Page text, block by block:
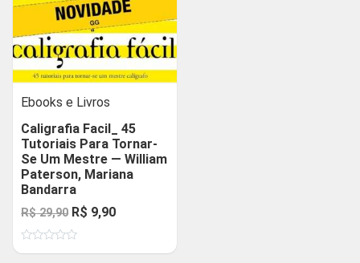
Ebooks e Livros
Caligrafia Facil_ 45
Tutoriais Para Tornar-
Se Um Mestre — William
Paterson, Mariana
Bandarra
R$29,90 O
preço
original
R$ 9,90O
atual